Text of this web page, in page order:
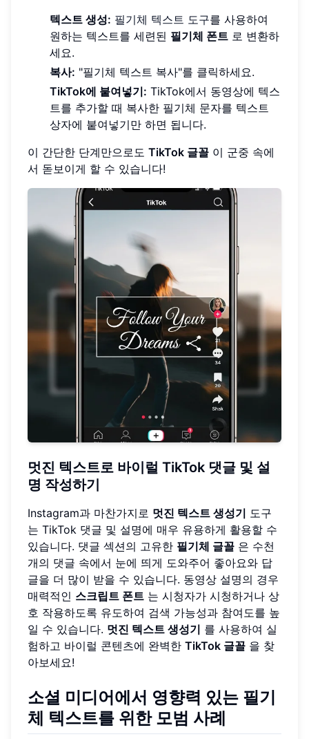
텍스트 생성: 필기체 텍스트 도구를 사용하여
원하는 텍스트를 세련된 필기체 폰트 로 변환하
세요.
복사: "필기체 텍스트 복사"를 클릭하세요.
TikTok에 붙여넣기: TikTok에서 동영상에 텍스
트를 추가할 때 복사한 필기체 문자를 텍스트
상자에 붙여넣기만 하면 됩니다.
이 간단한 단계만으로도 TikTok 글꼴 이 군중 속에
서 돋보이게 할 수 있습니다!
멋진 텍스트로 바이럴 TikTok 댓글 및 설
명 작성하기
Instagram과 마찬가지로 멋진 텍스트 생성기 도구
는 TikTok 댓글 및 설명에 매우 유용하게 활용할 수
있습니다. 댓글 섹션의 고유한 필기체 글꼴 은 수천
개의 댓글 속에서 눈에 띄게 도와주어 좋아요와 답
글을 더 많이 받을 수 있습니다. 동영상 설명의 경우
매력적인 스크립트 폰트 는 시청자가 시청하거나 상
호 작용하도록 유도하여 검색 가능성과 참여도를 높
일 수 있습니다. 멋진 텍스트 생성기 를 사용하여 실
험하고 바이럴 콘텐츠에 완벽한 TikTok 글꼴 을 찾
아보세요!
소셜 미디어에서 영향력 있는 필기
체 텍스트를 위한 모범 사례